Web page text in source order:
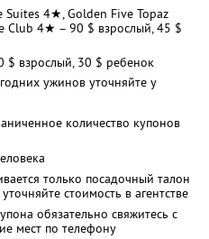
Suites 4★, Golden Five Topaz
Club 4★ – 90 $ взрослый, 45 $
$ взрослый, 30 $ ребенок
ужинов уточняйте у
количество купонов
только посадочный талон
стоимость в агентстве
обязательно свяжитесь с
мест по телефону